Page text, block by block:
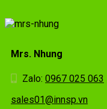
Mrs. Nhung
Zalo: 0967 025 063
sales01@innsp.vn